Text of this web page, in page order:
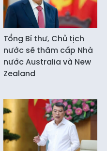
Tổng Bí thư, Chủ tịch
nước sẽ thăm cấp Nhà
nước Australia và New
Zealand